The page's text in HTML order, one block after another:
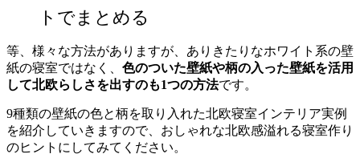
トでまとめる
等、様々な方法がありますが、ありきたりなホワイト系の壁
紙の寝室ではなく、 色のついた壁紙や柄の入った壁紙を活用
して北欧らしさを出すのも1つの方法です。
9種類の壁紙の色と柄を取り入れた北欧寝室インテリア実例
を紹介していきますので、おしゃれな北欧感溢れる寝室作り
のヒントにしてみてください。